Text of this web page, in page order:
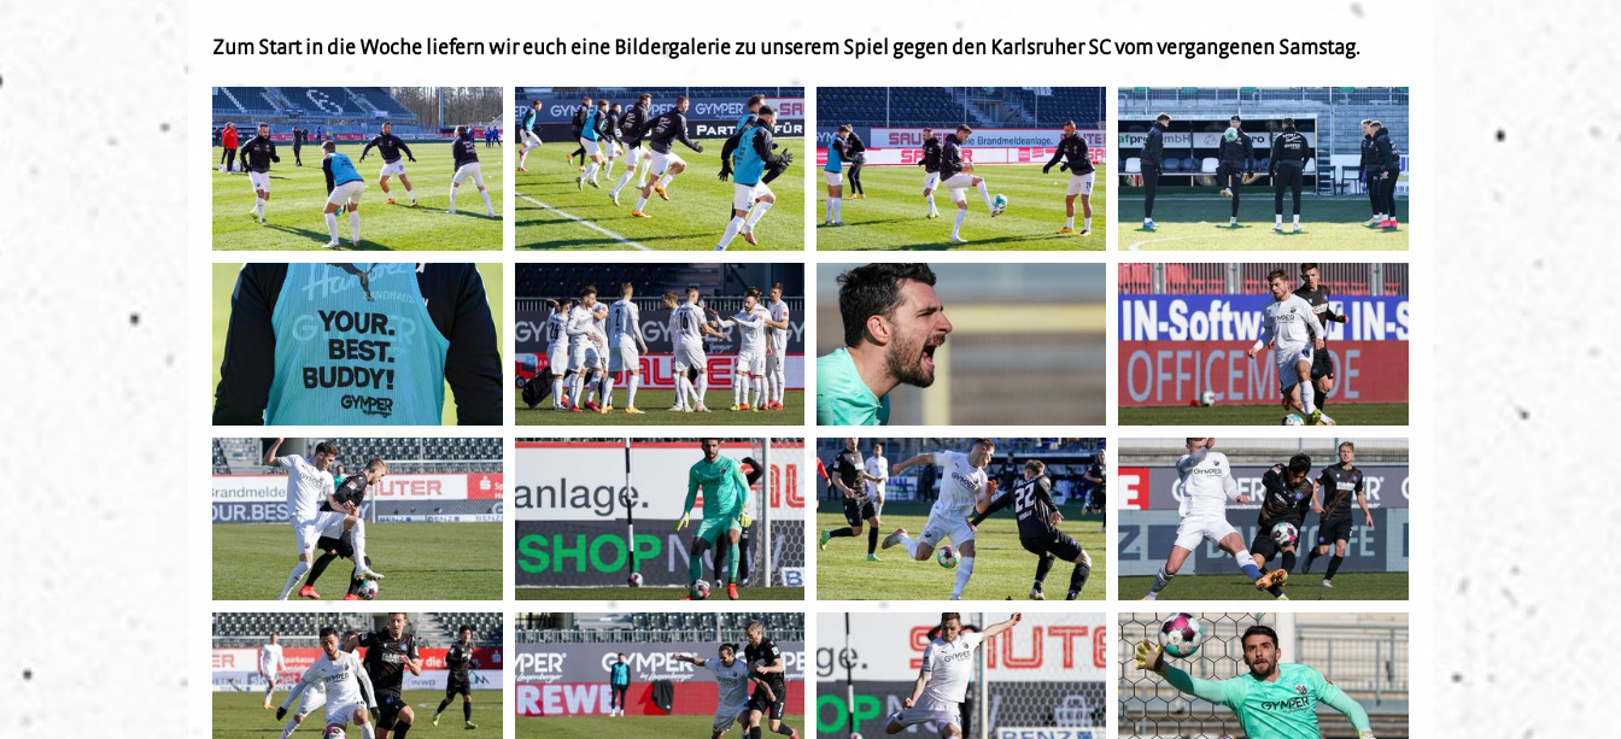
Zum Start in die Woche liefern wir euch eine Bildergalerie zu unserem Spiel gegen den Karlsruher SC vom vergangenen Samstag.